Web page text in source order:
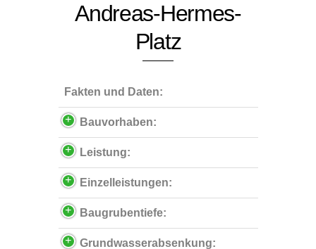
Andreas-Hermes-
Platz
Fakten und Daten:
Bauvorhaben:
Leistung:
Einzelleistungen:
Baugrubentiefe:
Grundwasserabsenkung: